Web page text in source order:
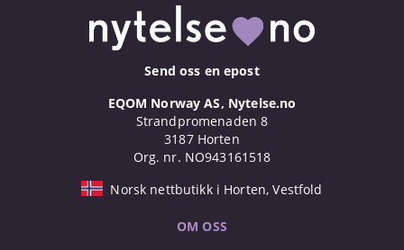
Send oss en epost
EQOM Norway AS, Nytelse.no
Strandpromenaden 8
3187 Horten
Org. nr. NO943161518
Norsk nettbutikk i Horten, Vestfold
OM OSS